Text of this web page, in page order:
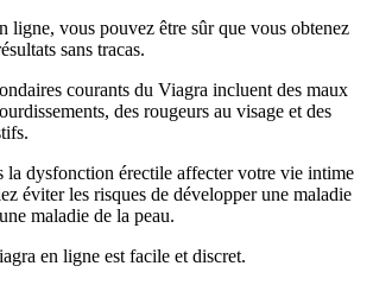
ligne, vous pouvez être sûr que vous obtenez
sans tracas.
courants du Viagra incluent des maux
des rougeurs au visage et des
la dysfonction érectile affecter votre vie intime
éviter les risques de développer une maladie
maladie de la peau.
en ligne est facile et discret.